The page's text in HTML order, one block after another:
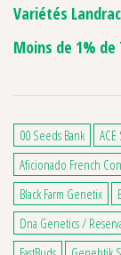
Variétés
Moins de 1% de
00 Seeds Bank
Aficionado French
Black Farm Genetix
Dna Genetics /